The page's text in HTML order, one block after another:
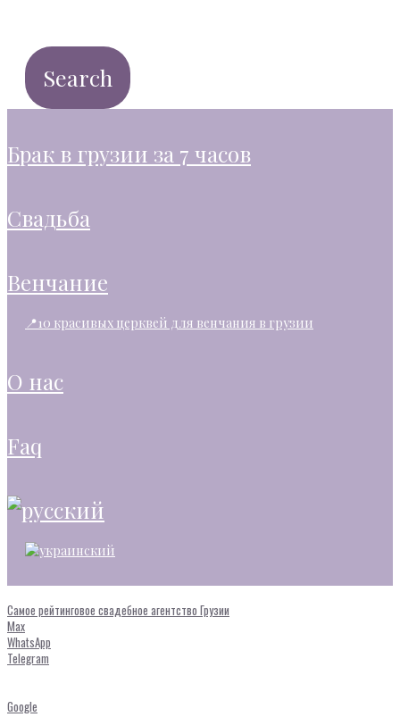
брак в грузии за 7 часов
свадьба
венчание
📍10 красивых церквей для венчания в грузии
о нас
faq
Самое рейтинговое свадебное агентство Грузии
Max
WhatsApp
Telegram
Google